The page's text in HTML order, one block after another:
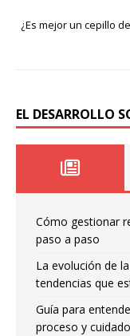
¿Es mejor un cepillo
EL DESARROLLO
Cómo gestionar
paso a paso
La evolución de
tendencias que
Guía para
proceso y